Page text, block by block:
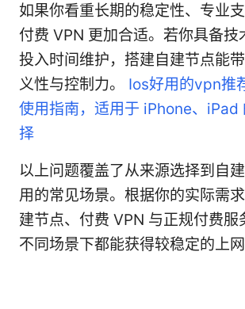
如果你看重长期的稳定性、专业支
付费 VPN 更加合适。若你具备技
投入时间维护，搭建自建节点能
义性与控制力。 Ios好用的vpn推
使用指南，适用于 iPhone、iPad
择
以上问题覆盖了从来源选择到自
用的常见场景。根据你的实际需
建节点、付费 VPN 与正规付费服
不同场景下都能获得较稳定的上网